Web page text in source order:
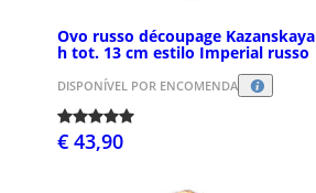
Ovo russo découpage Kazanskaya
h tot. 13 cm estilo Imperial russo
DISPONÍVEL POR ENCOMENDA
€ 43,90